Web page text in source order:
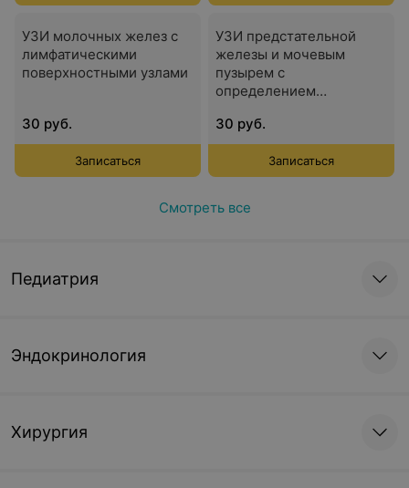
УЗИ молочных желез с
лимфатическими
поверхностными узлами
30 руб.
Записаться
УЗИ предстательной
железы и мочевым
пузырем с
определением
трансабдоминально
30 руб.
Записаться
Смотреть все
Педиатрия
Эндокринология
Хирургия